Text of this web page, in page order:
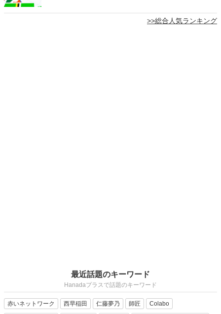
>>総合人気ランキング
最近話題のキーワード
Hanadaプラスで話題のキーワード
赤いネットワーク 西早稲田 仁藤夢乃 師匠 Colabo